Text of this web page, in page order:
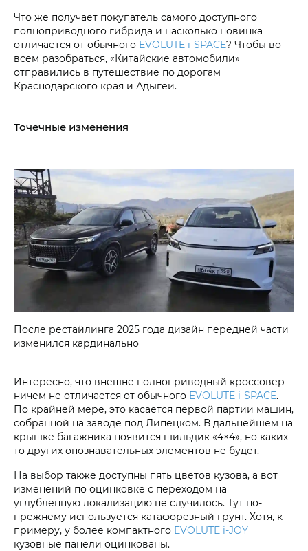
Что же получает покупатель самого доступного
полноприводного гибрида и насколько новинка
отличается от обычного EVOLUTE i‑SPACE? Чтобы во
всем разобраться, «Китайские автомобили»
отправились в путешествие по дорогам
Краснодарского края и Адыгеи.
Точечные изменения
После рестайлинга 2025 года дизайн передней части
изменился кардинально
Интересно, что внешне полноприводный кроссовер
ничем не отличается от обычного EVOLUTE i‑SPACE.
По крайней мере, это касается первой партии машин,
собранной на заводе под Липецком. В дальнейшем на
крышке багажника появится шильдик «4×4», но каких-
то других опознавательных элементов не будет.
На выбор также доступны пять цветов кузова, а вот
изменений по оцинковке с переходом на
углубленную локализацию не случилось. Тут по-
прежнему используется катафорезный грунт. Хотя, к
примеру, у более компактного EVOLUTE i‑JOY
кузовные панели оцинкованы.